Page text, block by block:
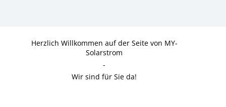
Herzlich Willkommen auf der Seite von MY-
Solarstrom
-
Wir sind für Sie da!